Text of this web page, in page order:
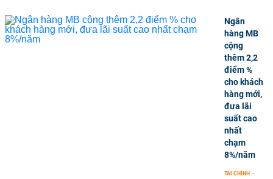
Ngân
hàng MB
cộng
thêm 2,2
điểm %
cho khách
hàng mới,
đưa lãi
suất cao
nhất
chạm
8%/năm
TÀI CHÍNH -